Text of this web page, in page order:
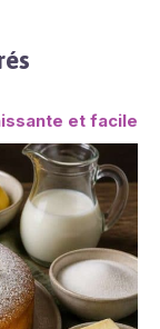
et facile